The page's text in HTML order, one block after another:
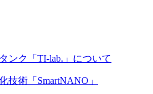
ンク「TI-lab.」について
技術「SmartNANO」